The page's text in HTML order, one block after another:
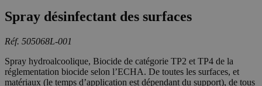
Spray désinfectant des surfaces
Réf. 505068L-001
Spray hydroalcoolique, Biocide de catégorie TP2 et TP4 de la
réglementation biocide selon l’ECHA. De toutes les surfaces, et
matériaux (le temps d’application est dépendant du support), de tous